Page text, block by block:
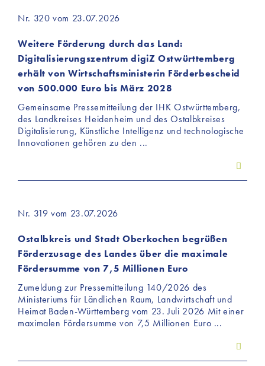
Nr. 320 vom 23.07.2026
Weitere Förderung durch das Land:
Digitalisierungszentrum digiZ Ostwürttemberg
erhält von Wirtschaftsministerin Förderbescheid
von 500.000 Euro bis März 2028
Gemeinsame Pressemitteilung der IHK Ostwürttemberg,
des Landkreises Heidenheim und des Ostalbkreises
Digitalisierung, Künstliche Intelligenz und technologische
Innovationen gehören zu den ...
Nr. 319 vom 23.07.2026
Ostalbkreis und Stadt Oberkochen begrüßen
Förderzusage des Landes über die maximale
Fördersumme von 7,5 Millionen Euro
Zumeldung zur Pressemitteilung 140/2026 des
Ministeriums für Ländlichen Raum, Landwirtschaft und
Heimat Baden-Württemberg vom 23. Juli 2026 Mit einer
maximalen Fördersumme von 7,5 Millionen Euro ...